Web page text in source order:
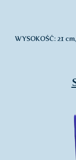
WYSOKOŚĆ: 21